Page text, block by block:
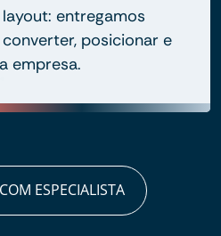
entregamos
posicionar e
empresa.
ESPECIALISTA